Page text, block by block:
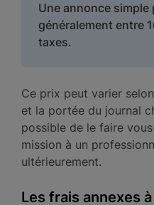
Une annonce simple
généralement entre
taxes.
Ce prix peut varier
et la portée du journal
possible de le faire
mission à un
ultérieurement.
Les frais annexes